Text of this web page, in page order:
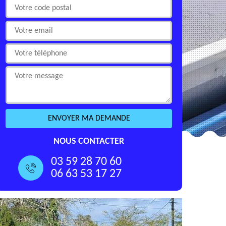
NOUS CONTACTER
03 59 28 70 60
06 63 53 17 27